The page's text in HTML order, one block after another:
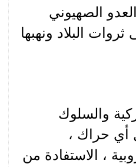
الصهيوني
البلاد ونهبها
والسلوك
أي حراك ،
، الاستفادة من